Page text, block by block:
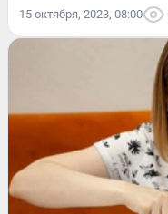
15 октября, 2023, 08:00